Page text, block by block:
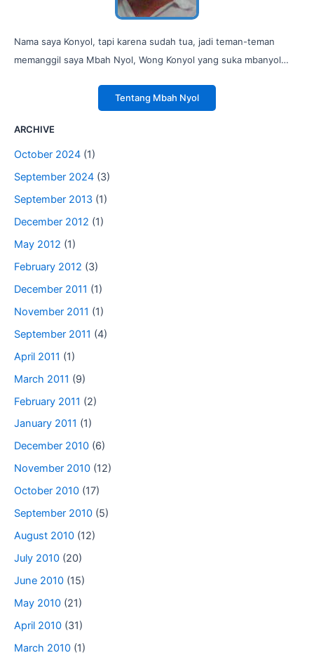
Nama saya Konyol, tapi karena sudah tua, jadi teman-teman
memanggil saya Mbah Nyol, Wong Konyol yang suka mbanyol…
Tentang Mbah Nyol
ARCHIVE
October 2024 (1)
September 2024 (3)
September 2013 (1)
December 2012 (1)
May 2012 (1)
February 2012 (3)
December 2011 (1)
November 2011 (1)
September 2011 (4)
April 2011 (1)
March 2011 (9)
February 2011 (2)
January 2011 (1)
December 2010 (6)
November 2010 (12)
October 2010 (17)
September 2010 (5)
August 2010 (12)
July 2010 (20)
June 2010 (15)
May 2010 (21)
April 2010 (31)
March 2010 (1)